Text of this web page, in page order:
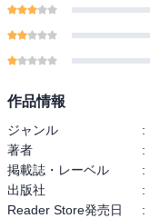
作品情報
ジャンル :
著者
:
掲載誌・レーベル
:
出版社
:
Reader Store発売日
: